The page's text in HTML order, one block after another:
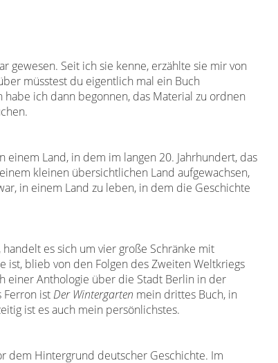
gewesen. Seit ich sie kenne, erzählte sie mir von
müsstest du eigentlich mal ein Buch
habe ich dann begonnen, das Material zu ordnen
einem Land, in dem im langen 20. Jahrhundert, das
kleinen übersichtlichen Land aufgewachsen,
in einem Land zu leben, in dem die Geschichte
es sich um vier große Schränke mit
ist, blieb von den Folgen des Zweiten Weltkriegs
einer Anthologie über die Stadt Berlin in der
Ferron ist Der Wintergarten mein drittes Buch, in
ist es auch mein persönlichstes.
dem Hintergrund deutscher Geschichte. Im